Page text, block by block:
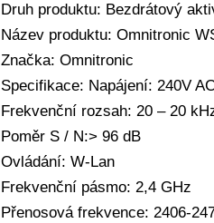
Druh produktu: Bezdrátový
Název produktu: Omnitronic
Značka: Omnitronic
Specifikace: Napájení: 240V
Frekvenční rozsah: 20 – 20
Poměr S / N:> 96 dB
Ovládání: W-Lan
Frekvenční pásmo: 2,4 GHz
Přenosová frekvence: 2406-